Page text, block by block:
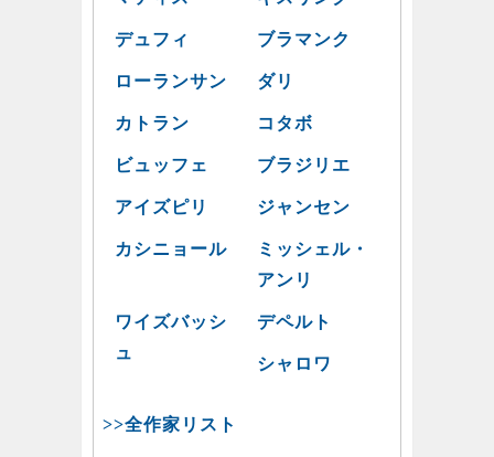
デュフィ ブラマンク
ローランサン ダリ
カトラン コタボ
ビュッフェ ブラジリエ
アイズピリ ジャンセン
カシニョール
ミッシェル・
アンリ
ワイズバッシ
ュ
デペルト
シャロワ
>>全作家リスト